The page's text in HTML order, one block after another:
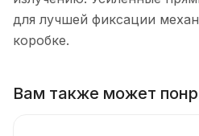
для лучшей фиксации
коробке.
Вам также может